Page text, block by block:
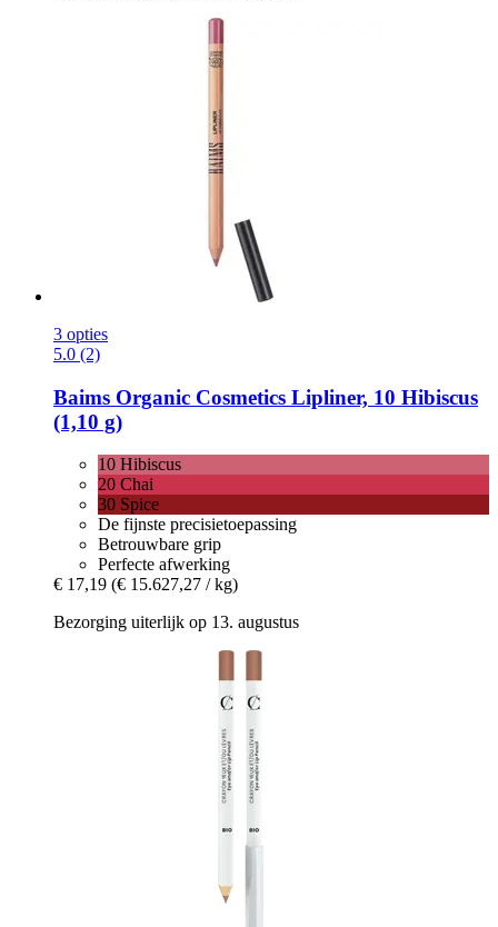
3 opties
5.0 (2)
Baims Organic Cosmetics Lipliner, 10 Hibiscus
(1,10 g)
10 Hibiscus
20 Chai
30 Spice
De fijnste precisietoepassing
Betrouwbare grip
Perfecte afwerking
€ 17,19 (€ 15.627,27 / kg)
Bezorging uiterlijk op 13. augustus